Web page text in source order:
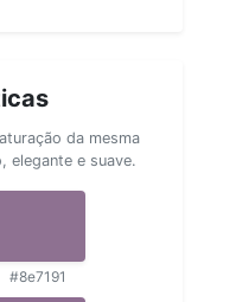
da mesma
elegante e suave.
#8e7191